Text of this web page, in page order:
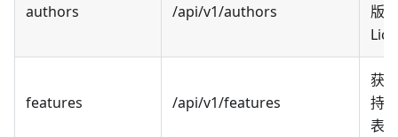
authors /api/v1/authors
版
features /api/v1/features
获
持
表